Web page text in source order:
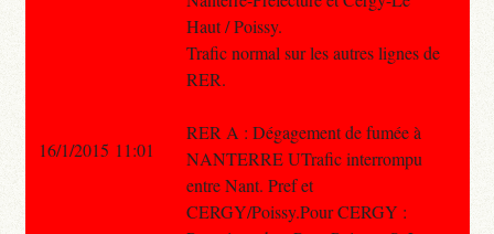
Haut / Poissy.
Trafic normal sur les autres lignes de
RER.
RER A : Dégagement de fumée à
NANTERRE UTrafic interrompu
entre Nant. Pref et
CERGY/Poissy.Pour CERGY :
16/1/2015 11:01